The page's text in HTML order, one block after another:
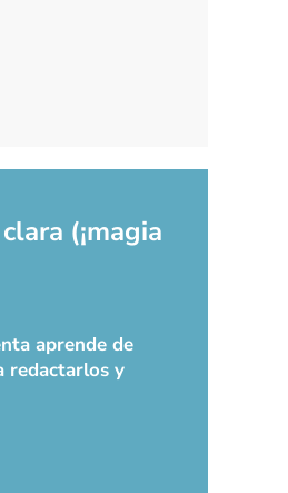
(¡magia
aprende de
redactarlos y